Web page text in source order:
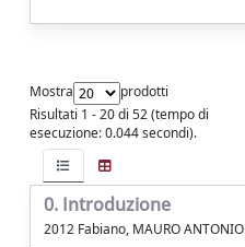
Mostra
prodotti
Risultati 1 - 20 di 52 (tempo di
esecuzione: 0.044 secondi).
0. Introduzione
2012 Fabiano, MAURO ANTONIO